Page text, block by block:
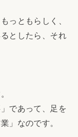
っともらしく、
としたら、それ
であって、足を
」なのです。